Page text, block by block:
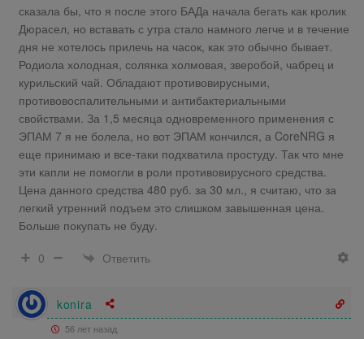
сказала бы, что я после этого БАДа начала бегать как кролик
Дюрасел, но вставать с утра стало намного легче и в течение
дня не хотелось прилечь на часок, как это обычно бывает.
Родиола холодная, солянка холмовая, зверобой, чабрец и
курильский чай. Обладают противовирусными,
противовоспалительными и антибактериальными
свойствами. За 1,5 месяца одновременного применения с
ЭПАМ 7 я не болела, но вот ЭПАМ кончился, а CoreNRG я
еще принимаю и все-таки подхватила простуду. Так что мне
эти капли не помогли в роли противовирусного средства.
Цена данного средства 480 руб. за 30 мл., я считаю, что за
легкий утренний подъем это слишком завышенная цена.
Больше покупать не буду.
0
Ответить
konira
56 лет назад